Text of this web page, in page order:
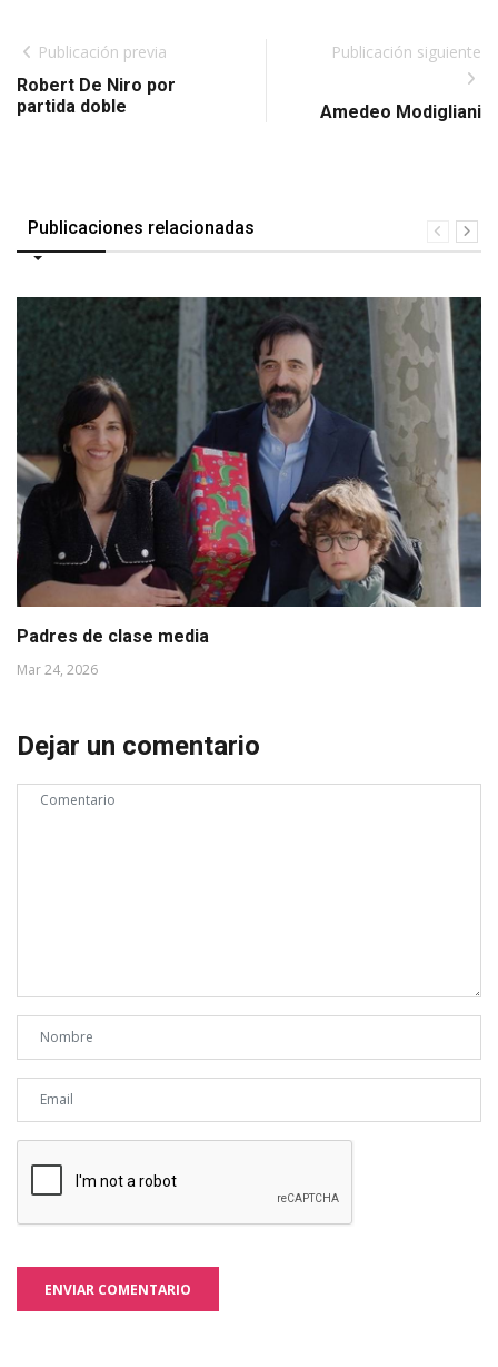
Publicación previa
Robert De Niro por
partida doble
Publicación siguiente
Amedeo Modigliani
Publicaciones relacionadas
Padres de clase media
Mar 24, 2026
Dejar un comentario
ENVIAR COMENTARIO